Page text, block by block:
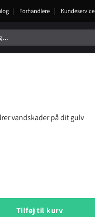
Forhandlere Kundeservice
vandskader på dit gulv
Tilføj til kurv